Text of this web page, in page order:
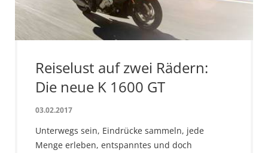
Reiselust auf zwei Rädern:
Die neue K 1600 GT
03.02.2017
Unterwegs sein, Eindrücke sammeln, jede
Menge erleben, entspanntes und doch